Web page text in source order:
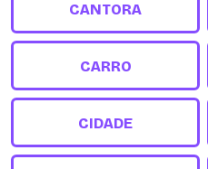
CANTORA
CARRO
CIDADE